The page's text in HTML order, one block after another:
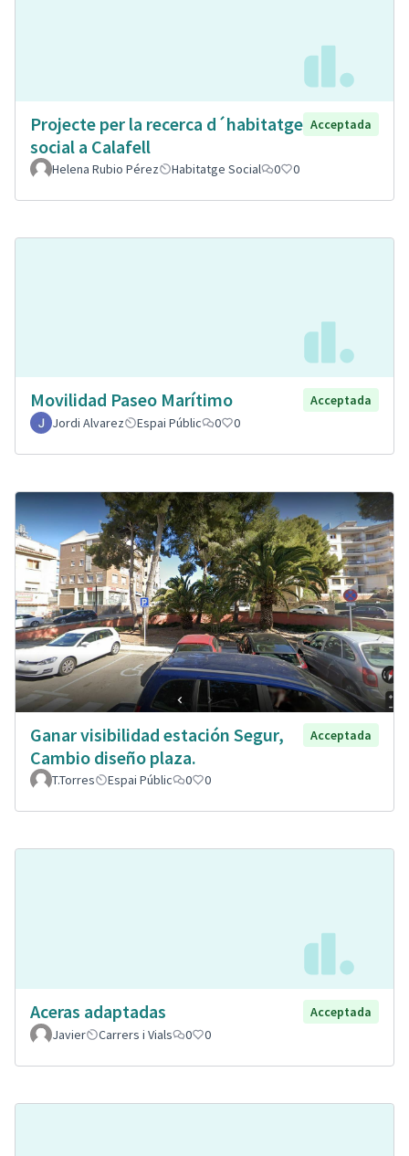
Projecte per la recerca d´habitatge
social a Calafell
Acceptada
Helena Rubio Pérez Habitatge Social 0 0
Movilidad Paseo Marítimo
Acceptada
Jordi Alvarez
Espai Públic 0 0
Ganar visibilidad estación Segur,
Cambio diseño plaza.
Acceptada
T.Torres Espai Públic 0 0
Aceras adaptadas
Acceptada
Javier
Carrers i Vials 0 0